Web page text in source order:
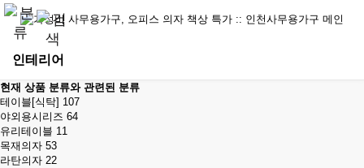
인테리어
현재 상품 분류와 관련된 분류
테이블[식탁] 107
야외용시리즈 64
유리테이블 11
목재의자 53
라탄의자 22